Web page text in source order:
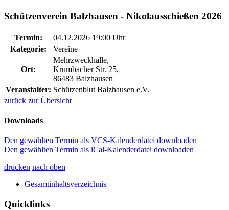
Schützenverein Balzhausen - Nikolausschießen 2026
Termin:
04.12.2026 19:00 Uhr
Kategorie:
Vereine
Ort:
Mehrzweckhalle,
Krumbacher Str. 25,
86483 Balzhausen
Veranstalter: Schützenblut Balzhausen e.V.
zurück zur Übersicht
Downloads
Den gewählten Termin als VCS-Kalenderdatei downloaden
Den gewählten Termin als iCal-Kalenderdatei downloaden
drucken nach oben
Gesamtinhaltsverzeichnis
Quicklinks